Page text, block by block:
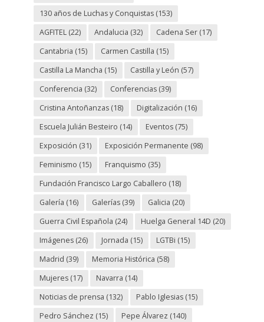
130 años de Luchas y Conquistas(153)
AGFITEL(22) Andalucia (32) Cadena Ser(17)
Cantabria (15) Carmen Castilla (15)
Castilla La Mancha (15) Castilla y León (57)
Conferencia (32) Conferencias(39)
Cristina Antoñanzas(18) Digitalización (16)
Escuela Julián Besteiro (14) Eventos(75)
Exposición (31) Exposición Permanente (98)
Feminismo (15) Franquismo (35)
Fundación Francisco Largo Caballero (18)
Galería (16) Galerías(39) Galicia (20)
Guerra Civil Española (24) Huelga General 14D (20)
Imágenes(26) Jornada (15) LGTBi (15)
Madrid (39) Memoria Histórica (58)
Mujeres(17) Navarra (14)
Noticias de prensa (132) Pablo Iglesias(15)
Pedro Sánchez (15) Pepe Álvarez (140)